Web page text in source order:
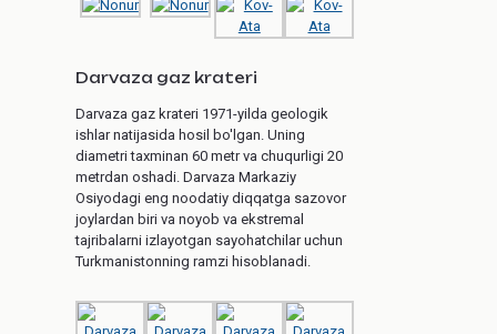
Darvaza gaz krateri
Darvaza gaz krateri 1971-yilda geologik
ishlar natijasida hosil bo'lgan. Uning
diametri taxminan 60 metr va chuqurligi 20
metrdan oshadi. Darvaza Markaziy
Osiyodagi eng noodatiy diqqatga sazovor
joylardan biri va noyob va ekstremal
tajribalarni izlayotgan sayohatchilar uchun
Turkmanistonning ramzi hisoblanadi.